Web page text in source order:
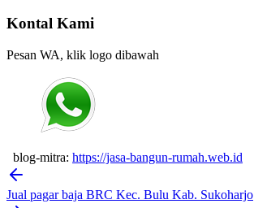
Kontal Kami
Pesan WA, klik logo dibawah
blog-mitra: https://jasa-bangun-rumah.web.id
Post
navigation
Jual pagar baja BRC Kec. Bulu Kab. Sukoharjo